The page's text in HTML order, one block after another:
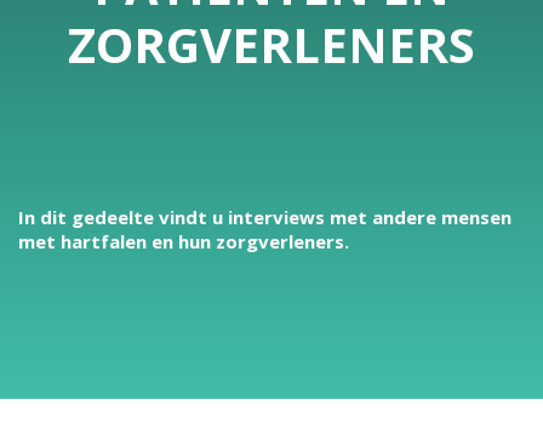
ZORGVERLENERS
In dit gedeelte vindt u interviews met andere mensen
met hartfalen en hun zorgverleners.